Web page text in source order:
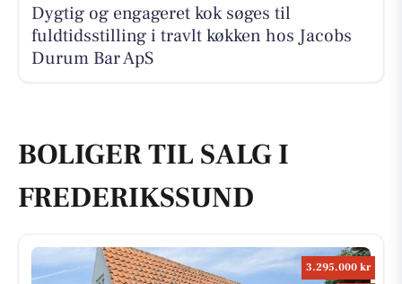
Dygtig og engageret kok søges til
fuldtidsstilling i travlt køkken hos Jacobs
Durum Bar ApS
BOLIGER TIL SALG I
FREDERIKSSUND
3.295.000 kr